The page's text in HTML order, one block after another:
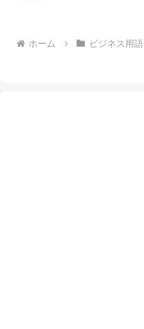
ホーム ビジネス用語